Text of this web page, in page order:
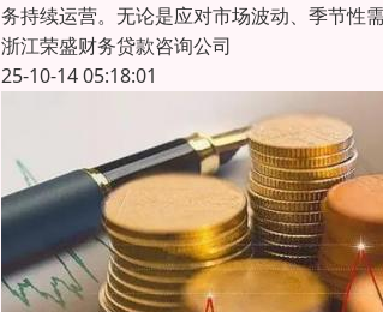
务持续运营。无论是应对市场波动、季节性
浙江荣盛财务贷款咨询公司
25-10-14 05:18:01